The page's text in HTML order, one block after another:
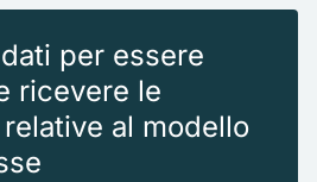
per essere
ricevere le
al modello